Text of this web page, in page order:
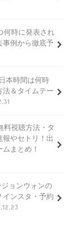
何時に発表され
事例から徹底予
本時間は何時
法＆タイムテー
料視聴方法・タ
報やセトリ！出
まとめ！
ョンウォンの
インスタ・予約